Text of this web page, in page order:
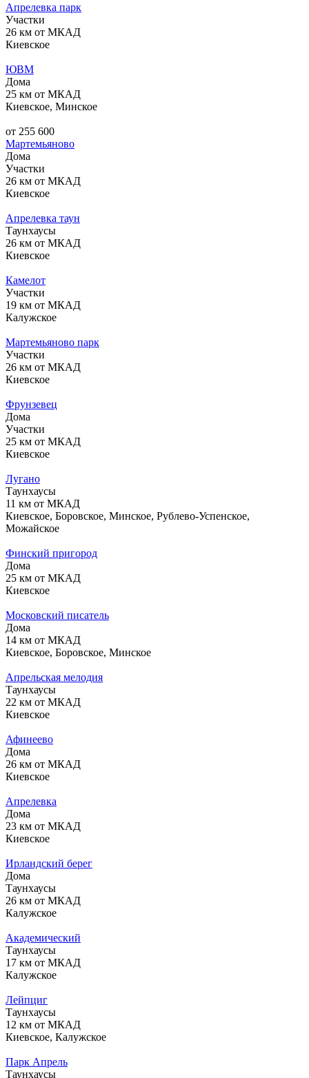
Апрелевка парк
Участки
26 км от МКАД
Киевское
ЮВМ
Дома
25 км от МКАД
Киевское, Минское
от 255 600
Мартемьяново
Дома
Участки
26 км от МКАД
Киевское
Апрелевка таун
Таунхаусы
26 км от МКАД
Киевское
Камелот
Участки
19 км от МКАД
Калужское
Мартемьяново парк
Участки
26 км от МКАД
Киевское
Фрунзевец
Дома
Участки
25 км от МКАД
Киевское
Лугано
Таунхаусы
11 км от МКАД
Киевское, Боровское, Минское, Рублево-Успенское,
Можайское
Финский пригород
Дома
25 км от МКАД
Киевское
Московский писатель
Дома
14 км от МКАД
Киевское, Боровское, Минское
Апрельская мелодия
Таунхаусы
22 км от МКАД
Киевское
Афинеево
Дома
26 км от МКАД
Киевское
Апрелевка
Дома
23 км от МКАД
Киевское
Ирландский берег
Дома
Таунхаусы
26 км от МКАД
Калужское
Академический
Таунхаусы
17 км от МКАД
Калужское
Лейпциг
Таунхаусы
12 км от МКАД
Киевское, Калужское
Парк Апрель
Таунхаусы